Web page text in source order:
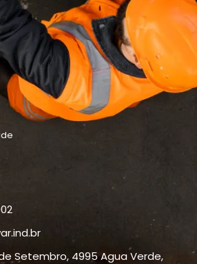
Setembro, 4995 Agua Verde,